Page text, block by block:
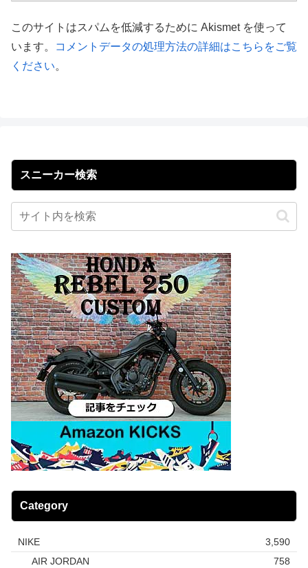
このサイトはスパムを低減するために Akismet を使って
います。
コメントデータの処理方法の詳細はこちらをご覧
ください。
スニーカー検索
Category
NIKE
3,590
AIR JORDAN
758